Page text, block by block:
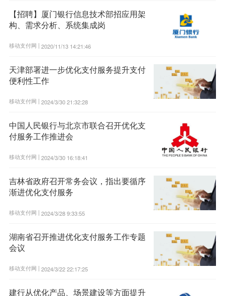
【招聘】厦门银行信息技术部招应用架
构、需求分析、系统集成岗
移动支付网 | 2020/11/13 14:21:46
天津部署进一步优化支付服务提升支付
便利性工作
移动支付网 | 2024/3/30 21:32:28
中国人民银行与北京市联合召开优化支
付服务工作推进会
移动支付网 | 2024/3/30 16:18:41
吉林省政府召开常务会议，指出要循序
渐进优化支付服务
移动支付网 | 2024/3/28 9:33:55
湖南省召开推进优化支付服务工作专题
会议
移动支付网 | 2024/3/22 22:17:25
建行从优化产品、场景建设等方面提升